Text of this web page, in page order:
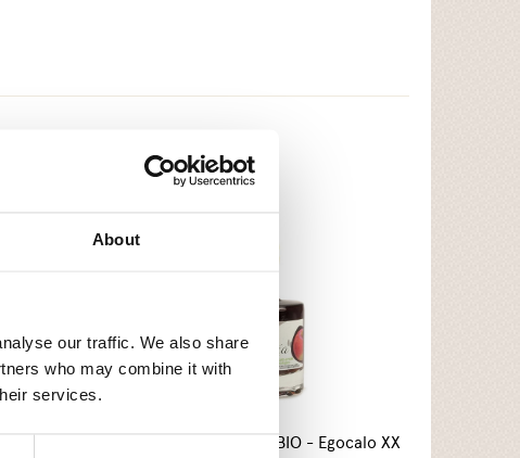
About
our traffic. We also share
who may combine it with
services.
AMEA Aceto di Mele BIO - Egocalo XX